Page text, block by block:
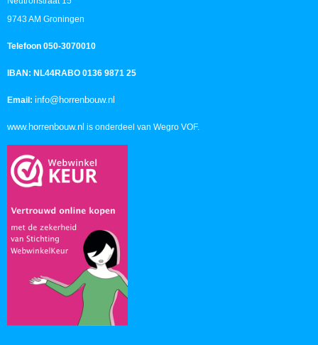
9743 AM Groningen
Telefoon 050-3070010
IBAN: NL44RABO 0136 9871 25
Email: info@horrenbouw.nl
www.horrenbouw.nl is onderdeel van Wegro VOF.